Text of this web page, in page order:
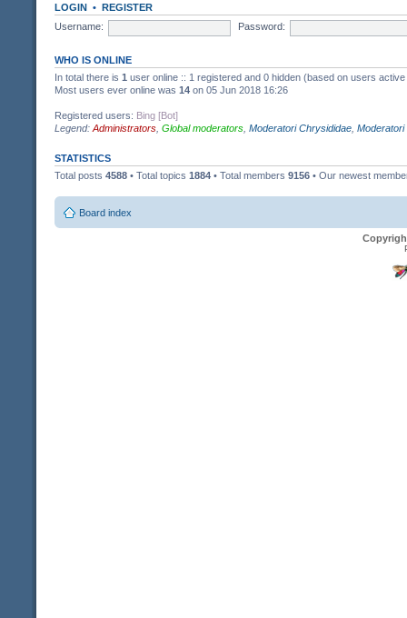
LOGIN • REGISTER
Username:
Password:
WHO IS ONLINE
In total there is 1 user online :: 1 registered and 0 hidden (based on users
Most users ever online was 14 on 05 Jun 2018 16:26
Registered users: Bing [Bot]
Legend: Administrators Global moderators Moderatori Chrysididae
STATISTICS
Total posts 4588 • Total topics 1884 • Total members 9156 • Our newest
Board index